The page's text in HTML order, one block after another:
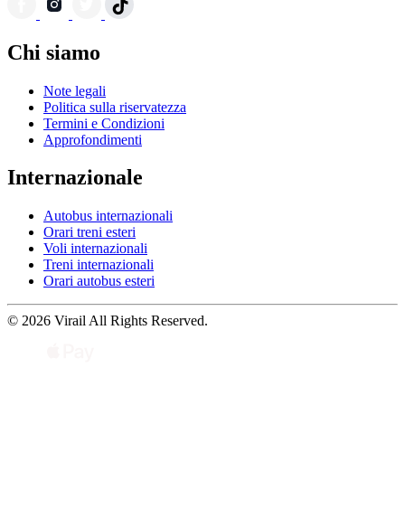
Chi siamo
Note legali
Politica sulla riservatezza
Termini e Condizioni
Approfondimenti
Internazionale
Autobus internazionali
Orari treni esteri
Voli internazionali
Treni internazionali
Orari autobus esteri
© 2026 Virail All Rights Reserved.